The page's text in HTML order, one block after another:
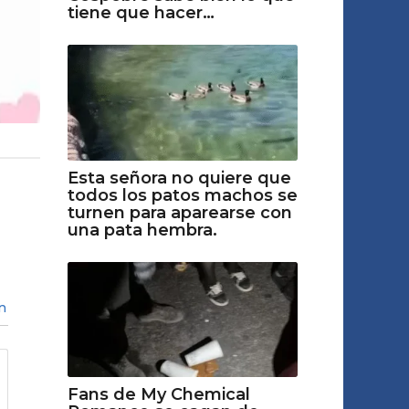
tiene que hacer…
Esta señora no quiere que
todos los patos machos se
turnen para aparearse con
una pata hembra.
Fans de My Chemical